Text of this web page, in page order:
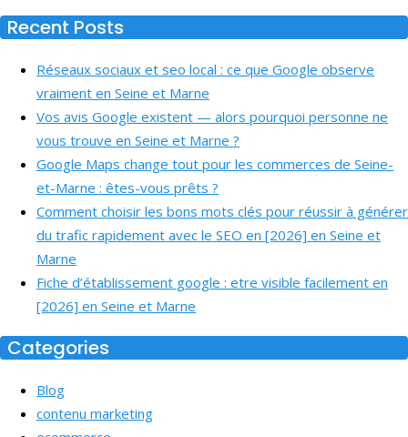
Recent Posts
Réseaux sociaux et seo local : ce que Google observe
vraiment en Seine et Marne
Vos avis Google existent — alors pourquoi personne ne
vous trouve en Seine et Marne ?
Google Maps change tout pour les commerces de Seine-
et-Marne : êtes-vous prêts ?
Comment choisir les bons mots clés pour réussir à générer
du trafic rapidement avec le SEO en [2026] en Seine et
Marne
Fiche d’établissement google : etre visible facilement en
[2026] en Seine et Marne
Categories
Blog
contenu marketing